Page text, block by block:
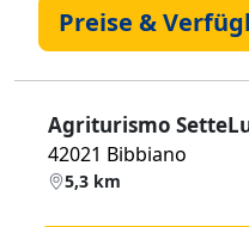
Preise &
Agriturismo
42021 Bibbiano
5,3 km